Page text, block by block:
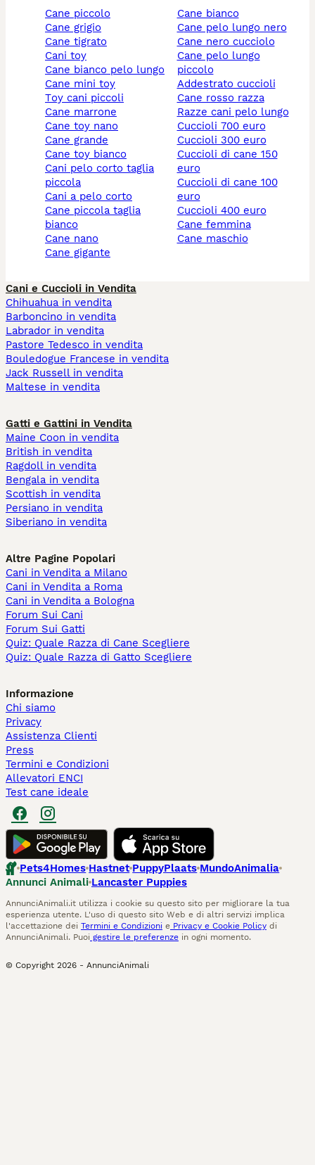
cane piccolo
cane grigio
cane tigrato
cani toy
cane bianco pelo lungo
cane mini toy
toy cani piccoli
cane marrone
cane toy nano
cane grande
cane toy bianco
cani pelo corto taglia
piccola
cani a pelo corto
cane piccola taglia
bianco
cane nano
cane gigante
cane bianco
cane pelo lungo nero
cane nero cucciolo
cane pelo lungo
piccolo
addestrato cuccioli
cane rosso razza
razze cani pelo lungo
cuccioli 700 euro
cuccioli 300 euro
cuccioli di cane 150
euro
cuccioli di cane 100
euro
cuccioli 400 euro
cane femmina
cane maschio
Cani e Cuccioli in Vendita
Chihuahua in vendita
Barboncino in vendita
Labrador in vendita
Pastore Tedesco in vendita
Bouledogue Francese in vendita
Jack Russell in vendita
Maltese in vendita
Gatti e Gattini in Vendita
Maine Coon in vendita
British in vendita
Ragdoll in vendita
Bengala in vendita
Scottish in vendita
Persiano in vendita
Siberiano in vendita
Altre Pagine Popolari
Cani in Vendita a Milano
Cani in Vendita a Roma
Cani in Vendita a Bologna
Forum Sui Cani
Forum Sui Gatti
Quiz: Quale Razza di Cane Scegliere
Quiz: Quale Razza di Gatto Scegliere
Informazione
Chi siamo
Privacy
Assistenza Clienti
Press
Termini e Condizioni
Allevatori ENCI
Test cane ideale
Pets4Homes Hastnet PuppyPlaats MundoAnimalia
Annunci Animali Lancaster Puppies
AnnunciAnimali.it utilizza i cookie su questo sito per migliorare la tua
esperienza utente. L'uso di questo sito Web e di altri servizi implica
l'accettazione dei Termini e Condizioni e Privacy e Cookie Policy di
AnnunciAnimali. Puoi gestire le preferenze in ogni momento.
© Copyright 2026 - AnnunciAnimali